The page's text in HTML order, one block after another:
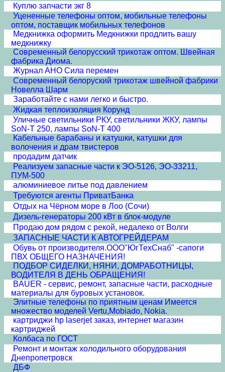
Куплю запчасти экг 8
Уцененные телефоны оптом, мобильные телефоны
оптом, поставщик мобильных телефонов
Медкнижка оформить Медкнижки продлить вашу
медкнижку
Современный белорусский трикотаж оптом. Швейная
фабрика Диома.
Журнал АНО Сила перемен
Современный белоруский трикотаж швейной фабрики
Новелла Шарм
Заработайте с нами легко и быстро.
Жидкая теплоизоляция Корунд
Уличные светильники РКУ, светильники ЖКУ, лампы
SoN-T 250, лампы SoN-T 400
Кабельные барабаны и катушки, катушки для
волочения и драм твистеров
продадим датчик
Реализуем запасные части к ЭО-5126, ЭО-33211,
ПУМ-500
алюминиевое литье под давлением
Требуются агенты ПриватБанка
Отдых на Чёрном море в Лоо (Сочи)
Дизель-генераторы 200 кВт в блок-модуле
Продаю дом рядом с рекой, недалеко от Волги
ЗАПАСНЫЕ ЧАСТИ К АВТОГРЕЙДЕРАМ
Обувь от производителя.ООО"ЮгТехСнаб" -сапоги
ПВХ ОБЩЕГО НАЗНАЧЕНИЯ!
ПОДБОР СИДЕЛКИ, НЯНИ, ДОМРАБОТНИЦЫ,
ВОДИТЕЛЯ В ДЕНЬ ОБРАЩЕНИЯ!
BAUER - сервис, ремонт, запасные части, расходные
материалы для буровых установок.
Элитные телефоны по приятным ценам Имеется
множество моделей Vertu,Mobiado, Nokia.
картриджи hp laserjet заказ, интернет магазин
картриджей
Колбаса по ГОСТ
Ремонт и монтаж холодильного оборудования
Днепропетровск
ДБФ